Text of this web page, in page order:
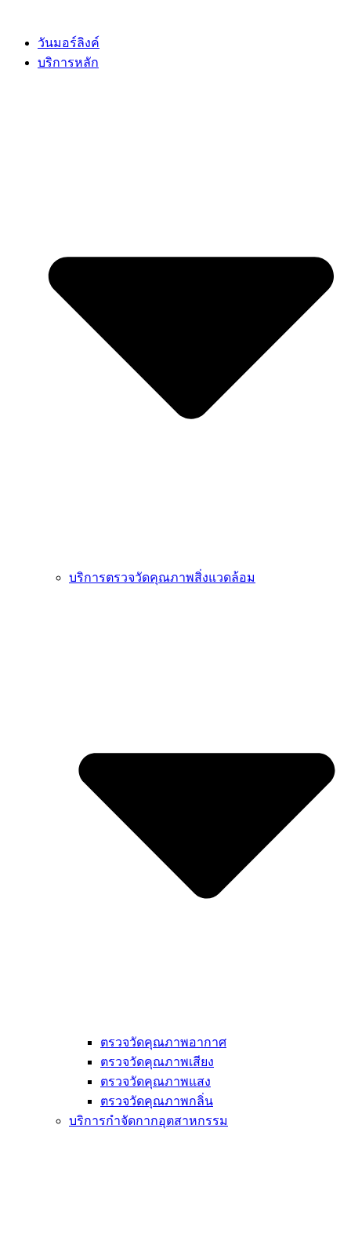
contentวันมอร์ลิงค์
บริการหลัก
บริการตรวจวัดคุณภาพสิ่งแวดล้อม
ตรวจวัดคุณภาพอากาศ
ตรวจวัดคุณภาพเสียง
ตรวจวัดคุณภาพแสง
ตรวจวัดคุณภาพกลิ่น
บริการกำจัดกากอุตสาหกรรม